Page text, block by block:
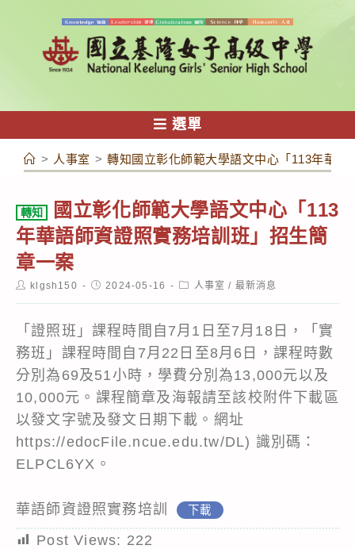
容
選單
> 人事室 > 轉知國立彰化師範大學語文中心「113年華
轉知
國立彰化師範大學語文中心「113
年華語師資證照實務培訓班」招生簡
章一案
Postklgsh150
Post2024-05-16
Post人事室 / 最新消息
「證照班」課程時間自7月1日至7月18日，「實
務班」課程時間自7月22日至8月6日，課程時數
分別為69及51小時，學費分別為13,000元以及
10,000元。課程簡章及海報請至該校附件下載區
以發文字號及發文日期下載。網址
https://edocFile.ncue.edu.tw/DL) 識別碼：
ELPCL6YX。
華語師資證照實務培訓 下載
Post Views: 222